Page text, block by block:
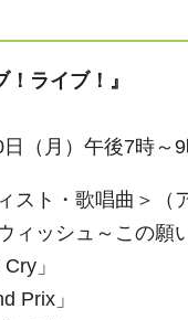
！ライブ！』
（月）午後7時～
スト・歌唱曲＞（
ィッシュ～この願
」
Prix」